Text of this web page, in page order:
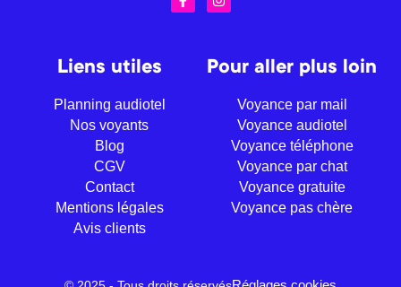
Liens utiles
Planning audiotel
Nos voyants
Blog
CGV
Contact
Mentions légales
Avis clients
Pour aller plus loin
Voyance par mail
Voyance audiotel
Voyance téléphone
Voyance par chat
Voyance gratuite
Voyance pas chère